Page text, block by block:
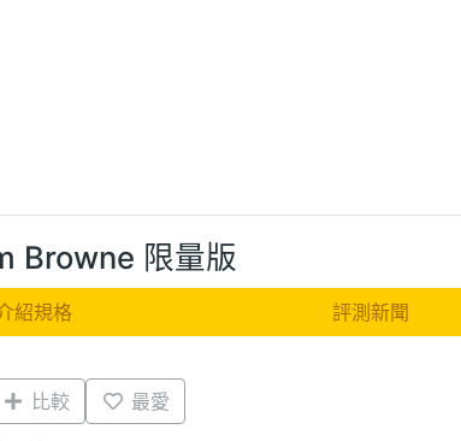
Browne 限量版
紹規格 評測新聞
比較 最愛